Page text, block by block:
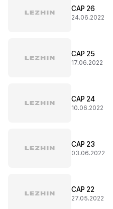
CAP 26
24.06.2022
CAP 25
17.06.2022
CAP 24
10.06.2022
CAP 23
03.06.2022
CAP 22
27.05.2022